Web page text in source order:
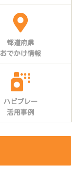
都道府県
おでかけ情報
ハピプレー
活用事例